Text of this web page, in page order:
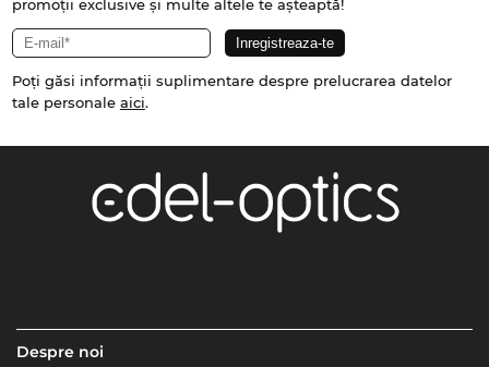
promoții exclusive și multe altele te așteaptă!
Poți găsi informații suplimentare despre prelucrarea datelor
tale personale aici.
Despre noi